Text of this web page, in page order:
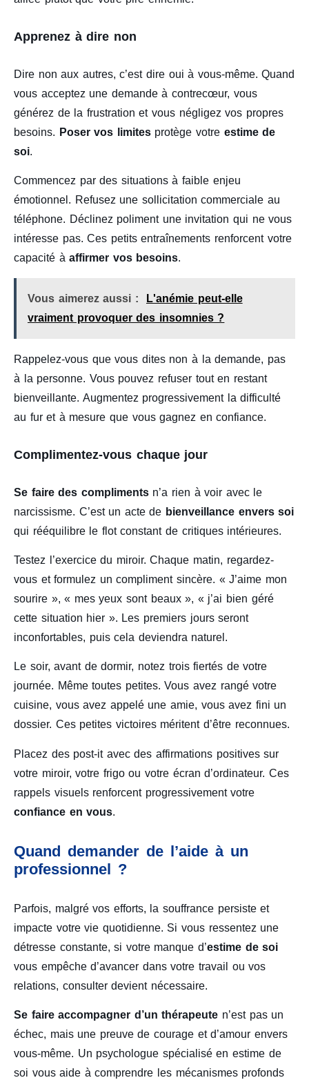
Apprenez à dire non
Dire non aux autres, c’est dire oui à vous-même. Quand
vous acceptez une demande à contrecœur, vous
générez de la frustration et vous négligez vos propres
besoins. Poser vos limitesprotège votre estime de
soi.
Commencez par des situations à faible enjeu
émotionnel. Refusez une sollicitation commerciale au
téléphone. Déclinez poliment une invitation qui ne vous
intéresse pas. Ces petits entraînements renforcent votre
capacité àaffirmer vos besoins.
Vous aimerez aussi :
L'anémie peut-elle
vraiment provoquer des insomnies ?
Rappelez-vous que vous dites non à la demande, pas
à la personne. Vous pouvez refuser tout en restant
bienveillante. Augmentez progressivement la difficulté
au fur et à mesure que vous gagnez en confiance.
Complimentez-vous chaque jour
Se faire des complimentsn’a rien à voir avec le
narcissisme. C’est un acte de bienveillance envers soi
qui rééquilibre le flot constant de critiques intérieures.
Testez l’exercice du miroir. Chaque matin, regardez-
vous et formulez un compliment sincère. « J’aime mon
sourire », « mes yeux sont beaux », « j’ai bien géré
cette situation hier ». Les premiers jours seront
inconfortables, puis cela deviendra naturel.
Le soir, avant de dormir, notez trois fiertés de votre
journée. Même toutes petites. Vous avez rangé votre
cuisine, vous avez appelé une amie, vous avez fini un
dossier. Ces petites victoires méritent d’être reconnues.
Placez des post-it avec des affirmations positives sur
votre miroir, votre frigo ou votre écran d’ordinateur. Ces
rappels visuels renforcent progressivement votre
confiance en vous.
Quand demander de l’aide à un
professionnel ?
Parfois, malgré vos efforts, la souffrance persiste et
impacte votre vie quotidienne. Si vous ressentez une
détresse constante, si votre manque d’estime de soi
vous empêche d’avancer dans votre travail ou vos
relations, consulter devient nécessaire.
Se faire accompagner d’un thérapeute n’est pas un
échec, mais une preuve de courage et d’amour envers
vous-même. Un psychologue spécialisé en estime de
soi vous aide à comprendre les mécanismes profonds